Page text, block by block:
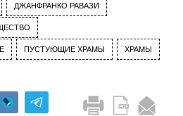
ДЖАНФРАНКО РАВАЗИ
ПУСТУЮЩИЕ ХРАМЫ ХРАМЫ